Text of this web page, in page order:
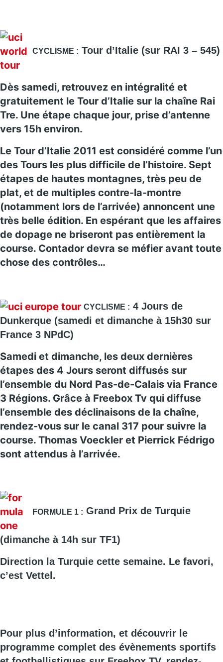
CYCLISME : Tour d’Italie (sur RAI 3 – 545)
Dès samedi, retrouvez en intégralité et
gratuitement le Tour d’Italie sur la chaîne Rai
Tre. Une étape chaque jour, prise d’antenne
vers 15h environ.
Le Tour d’Italie 2011 est considéré comme l’un
des Tours les plus difficile de l’histoire. Sept
étapes de hautes montagnes, très peu de
plat, et de multiples contre-la-montre
(notamment lors de l’arrivée) annoncent une
très belle édition. En espérant que les affaires
de dopage ne briseront pas entièrement la
course. Contador devra se méfier avant toute
chose des contrôles…
CYCLISME : 4 Jours de
Dunkerque (samedi et dimanche à 15h30 sur
France 3 NPdC)
Samedi et dimanche, les deux dernières
étapes des 4 Jours seront diffusés sur
l’ensemble du Nord Pas-de-Calais via France
3 Régions. Grâce à Freebox Tv qui diffuse
l’ensemble des déclinaisons de la chaîne,
rendez-vous sur le canal 317 pour suivre la
course. Thomas Voeckler et Pierrick Fédrigo
sont attendus à l’arrivée.
FORMULE 1 : Grand Prix de Turquie
(dimanche à 14h sur TF1)
Direction la Turquie cette semaine. Le favori,
c’est Vettel.
Pour plus d’information, et découvrir le
programme complet des évènements sportifs